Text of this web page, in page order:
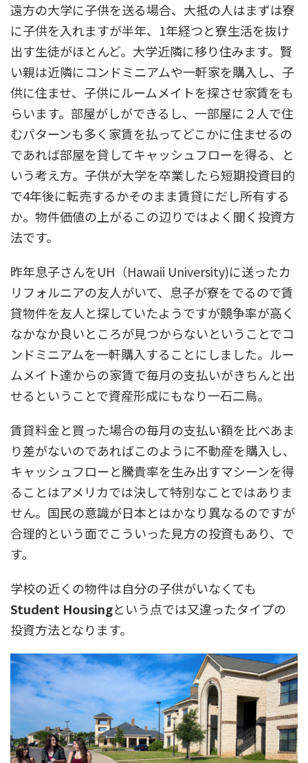
遠方の大学に子供を送る場合、大抵の人はまずは寮
に子供を入れますが半年、1年経つと寮生活を抜け
出す生徒がほとんど。大学近隣に移り住みます。賢
い親は近隣にコンドミニアムや一軒家を購入し、子
供に住ませ、子供にルームメイトを探させ家賃をも
らいます。部屋がしができるし、一部屋に２人で住
むパターンも多く家賃を払ってどこかに住ませるの
であれば部屋を貸してキャッシュフローを得る、と
いう考え方。子供が大学を卒業したら短期投資目的
で4年後に転売するかそのまま賃貸にだし所有する
か。物件価値の上がるこの辺りではよく聞く投資方
法です。
昨年息子さんをUH（Hawaii University)に送ったカ
リフォルニアの友人がいて、息子が寮をでるので賃
貸物件を友人と探していたようですが競争率が高く
なかなか良いところが見つからないということでコ
ンドミニアムを一軒購入することにしました。ルー
ムメイト達からの家賃で毎月の支払いがきちんと出
せるということで資産形成にもなり一石二鳥。
賃貸料金と買った場合の毎月の支払い額を比べあま
り差がないのであればこのように不動産を購入し、
キャッシュフローと騰貴率を生み出すマシーンを得
ることはアメリカでは決して特別なことではありま
せん。国民の意識が日本とはかなり異なるのですが
合理的という面でこういった見方の投資もあり、で
す。
学校の近くの物件は自分の子供がいなくても
Student Housingという点では又違ったタイプの
投資方法となります。